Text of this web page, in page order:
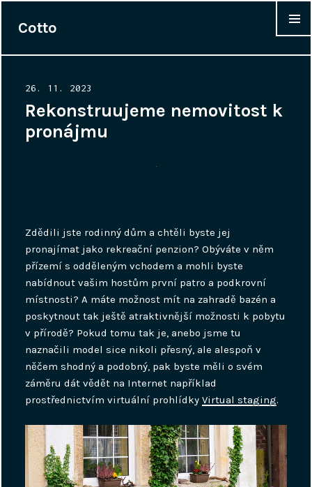
Cotto
Posted
on
26. 11. 2023
Rekonstruujeme nemovitost k
pronájmu
Zdědili jste rodinný dům a chtěli byste jej
pronajímat jako rekreační penzion? Obýváte v něm
přízemí s odděleným vchodem a mohli byste
nabídnout vašim hostům první patro a podkrovní
místnosti? A máte možnost mít na zahradě bazén a
poskytnout tak ještě atraktivnější možnosti k pobytu
v přírodě? Pokud tomu tak je, anebo jsme tu
naznačili model sice nikoli přesný, ale alespoň v
něčem shodný a podobný, pak byste měli o svém
záměru dát vědět na Internet například
prostřednictvím virtuální prohlídkyVirtual staging.